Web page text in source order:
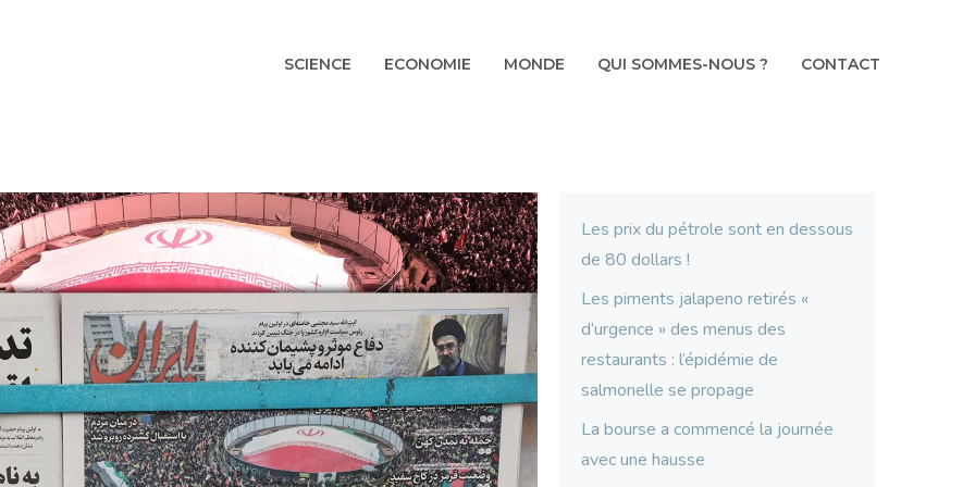
SCIENCE ECONOMIE MONDE QUI SOMMES-NOUS ? CONTACT
Les prix du pétrole sont en dessous
de 80 dollars !
Les piments jalapeno retirés «
d’urgence » des menus des
restaurants : l’épidémie de
salmonelle se propage
La bourse a commencé la journée
avec une hausse